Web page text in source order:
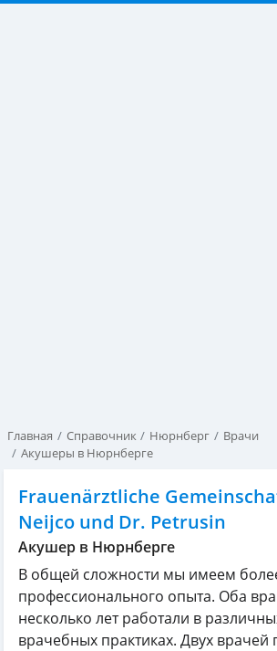
Главная Справочник Нюрнберг
Врачи
Акушеры в Нюрнберге
Frauenärztliche
Neijco und Dr. Petrusin
Акушер в Нюрнберге
В общей сложности мы имеем
профессионального опыта. Оба
несколько лет работали в
врачебных практиках. Двух врачей